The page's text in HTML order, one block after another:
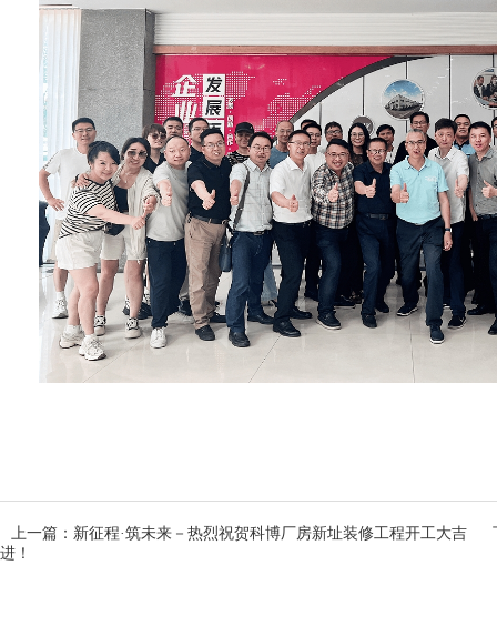
上一篇：新征程·筑未来－热烈祝贺科博厂房新址装修工程开工大吉
进！